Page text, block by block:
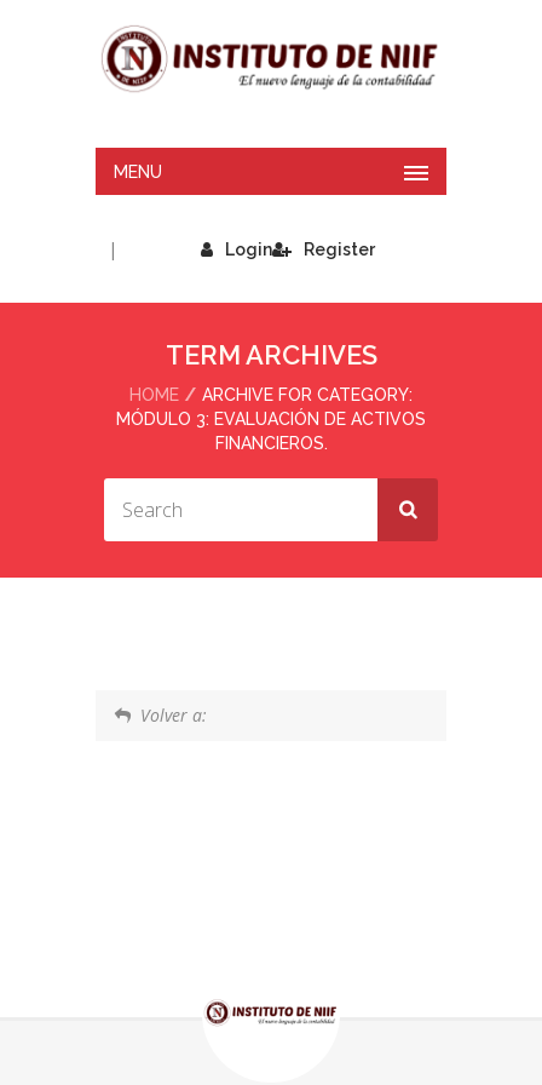
MENU
Login
| Register
TERM ARCHIVES
HOME
ARCHIVE FOR CATEGORY:
MÓDULO 3: EVALUACIÓN DE ACTIVOS
FINANCIEROS.
Volver a: